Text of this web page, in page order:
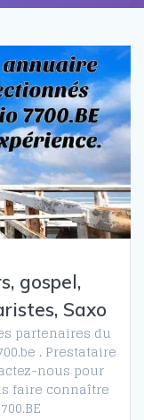
gospel,
Saxo
partenaires du
. Prestataire
nous pour
faire connaître